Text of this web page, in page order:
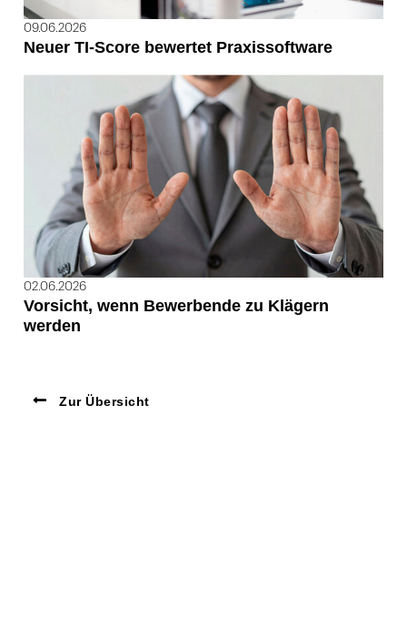
09.06.2026
Neuer TI-Score bewertet Praxissoftware
02.06.2026
Vorsicht, wenn Bewerbende zu Klägern
werden
Zur Übersicht